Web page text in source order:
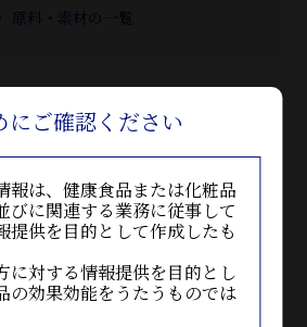
原料・素材の一覧
素材を探す
対応素材
にご確認ください
報は、健康食品または化粧品
びに関連する業務に従事して
提供を目的として作成したも
に対する情報提供を目的とし
の効果効能をうたうものでは